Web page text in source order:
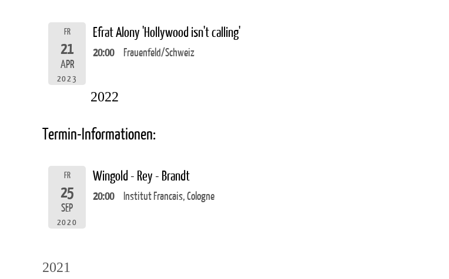
FR
21
APR
2023
Efrat Alony 'Hollywood isn't calling'
20:00 Frauenfeld/Schweiz
2022
Termin-Informationen:
FR
25
SEP
2020
Wingold - Rey - Brandt
20:00 Institut Francais, Cologne
2021